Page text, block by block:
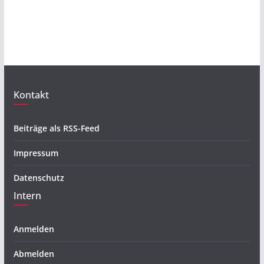
Kontakt
Beiträge als RSS-Feed
Impressum
Datenschutz
Intern
Anmelden
Abmelden